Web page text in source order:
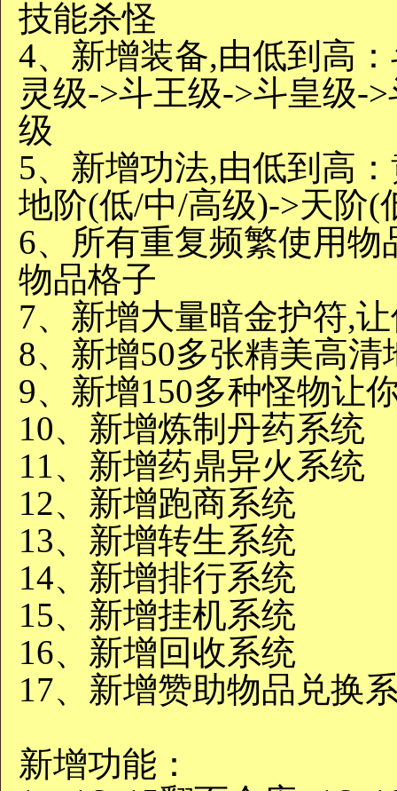
技能杀怪
4、新增装备,由低到高
灵级->斗王级->斗皇级-
级
5、新增功法,由低到高
地阶(低/中/高级)->天阶(
6、所有重复频繁使用
物品格子
7、新增大量暗金护符,
8、新增50多张精美高清
9、新增150多种怪物让
10、新增炼制丹药系统
11、新增药鼎异火系统
12、新增跑商系统
13、新增转生系统
14、新增排行系统
15、新增挂机系统
16、新增回收系统
17、新增赞助物品兑换
新增功能：